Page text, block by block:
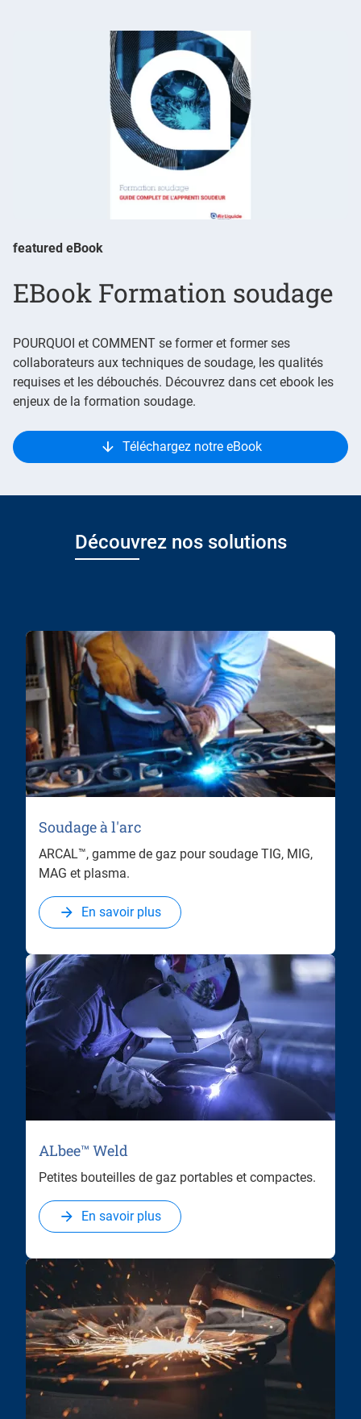
featured eBook
EBook Formation soudage
POURQUOI et COMMENT se former et former ses
collaborateurs aux techniques de soudage, les qualités
requises et les débouchés. Découvrez dans cet ebook les
enjeux de la formation soudage.
Téléchargez notre eBook
Découvrez nos solutions
Soudage à l'arc
ARCAL™, gamme de gaz pour soudage TIG, MIG,
MAG et plasma.
En savoir plus
ALbee™ Weld
Petites bouteilles de gaz portables et compactes.
En savoir plus